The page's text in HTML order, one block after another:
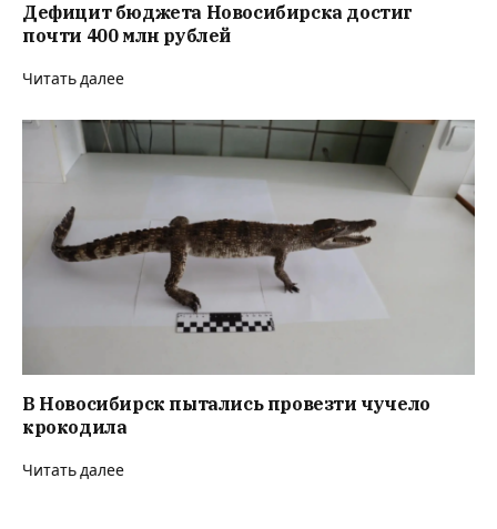
Дефицит бюджета Новосибирска достиг
почти 400 млн рублей
Читать далее
В Новосибирск пытались провезти чучело
крокодила
Читать далее